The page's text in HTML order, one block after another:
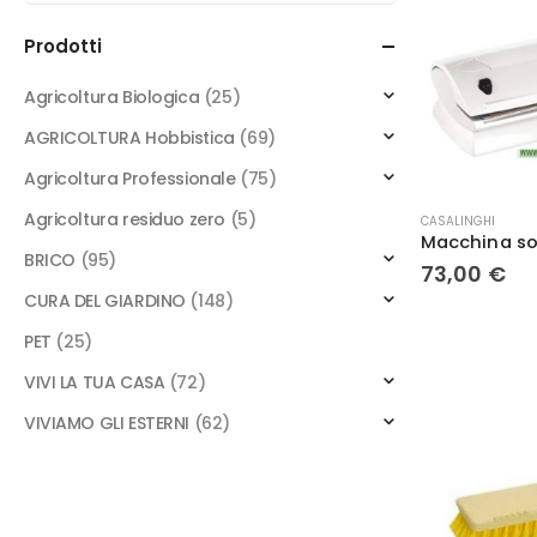
CASALINGHI
73,00 €
Prodotti
Agricoltura Biologica (25)
AGRICOLTURA Hobbistica (69)
Agricoltura Professionale (75)
Agricoltura residuo zero (5)
BRICO (95)
CURA DEL GIARDINO (148)
PET (25)
VIVI LA TUA CASA (72)
VIVIAMO GLI ESTERNI (62)